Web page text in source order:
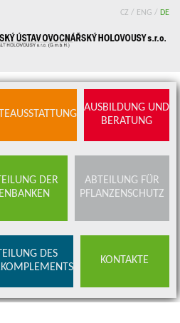
CZ / ENG / DE
CZ / ENG / DE
AUSBILDUNG UND
BERATUNG
DER
ABTEILUNG FÜR
PFLANZENSCHUTZ
DES
KONTAKTE